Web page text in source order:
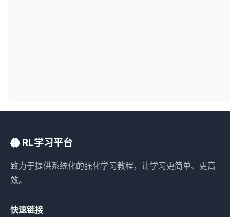
RL学习平台
致力于提供系统化的强化学习教程，让学习更简单、更高
效。
快速链接